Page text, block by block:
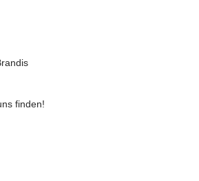
finden!